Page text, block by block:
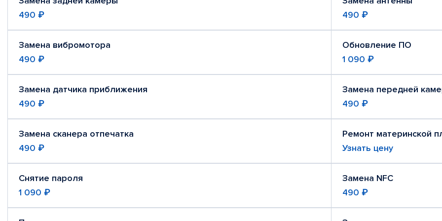
490 ₽
490 ₽
Замена вибромотора
490 ₽
Обновление ПО
1 090 ₽
Замена датчика приближения
490 ₽
Замена передней
490 ₽
Замена сканера отпечатка
490 ₽
Ремонт материнской
Узнать цену
Снятие пароля
1 090 ₽
Замена NFC
490 ₽